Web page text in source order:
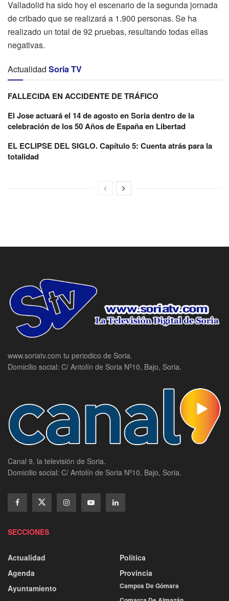
Valladolid ha sido hoy el escenario de la segunda jornada
de cribado que se realizará a 1.900 personas. Se ha
realizado un total de 92 pruebas, resultando todas ellas
negativas.
Actualidad Soria TV
FALLECIDA EN ACCIDENTE DE TRÁFICO
El Jose actuará el 14 de agosto en Soria dentro de la
celebración de los 50 Años de España en Libertad
EL ECLIPSE DEL SIGLO. Capítulo 5: Cuenta atrás para la
totalidad
www.soriatv.com tu periodico de Soria.
Domicilio social: C/ Antolín de Soria Nº10, Bajo, Soria.
Canal 9, la televisión de Soria.
Domicilio social: C/ Antolín de Soria Nº10, Bajo, Soria.
SECCIONES
Actualidad
Agenda
Ayuntamiento
Política
Provincia
Campos De Gómara